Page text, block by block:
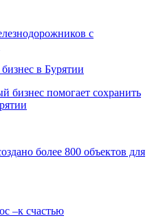
с
в Бурятии
бизнес помогает сохранить
более 800 объектов для
–к счастью